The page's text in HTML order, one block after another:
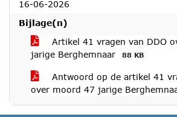
16-06-2026
Bijlage(n)
Artikel 41 vragen van DDO
jarige Berghemnaar
88 KB
Antwoord op de artikel 41
over moord 47 jarige